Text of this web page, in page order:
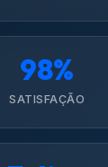
98%
SATISFAÇÃO